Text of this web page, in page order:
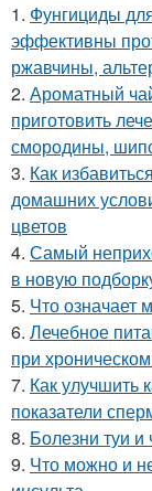
1. Фунгициды
эффективны
ржавчины,
2. Ароматный
приготовить
смородины,
3. Как
домашних
цветов
4. Самый
в новую
5. Что означает
6. Лечебное
при
7. Как улучшить
показатели
8. Болезни туи и
9. Что можно и